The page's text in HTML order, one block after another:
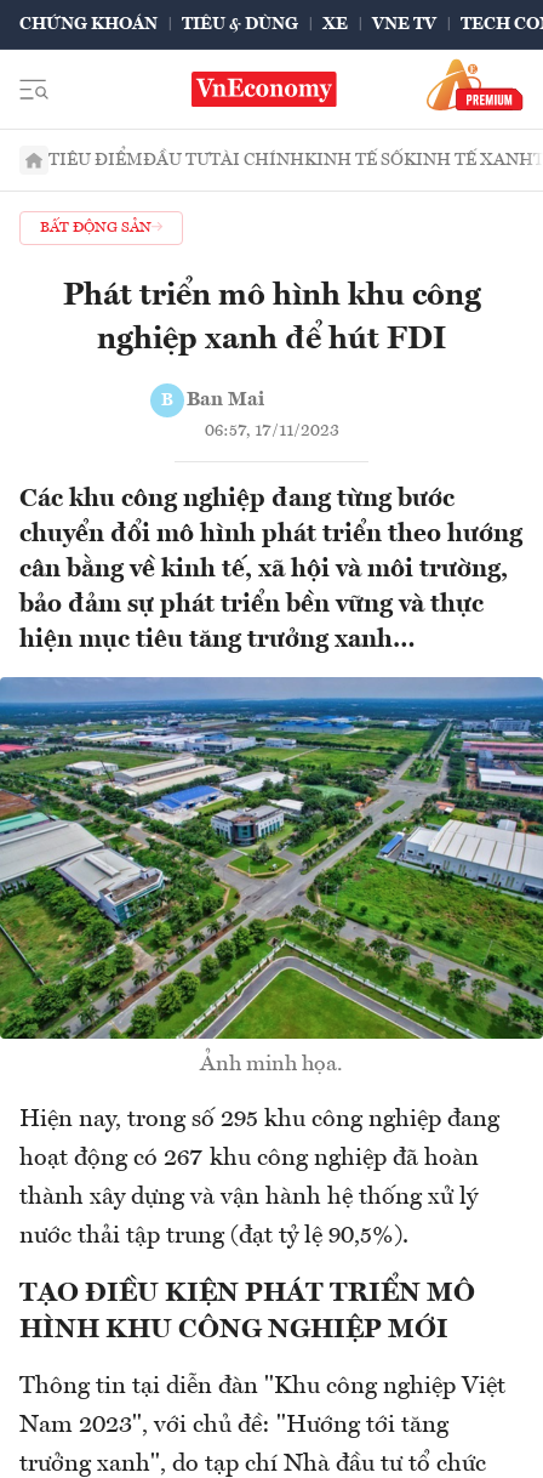
CHỨNG KHOÁN TIÊU & DÙNG XE VNE TV TECH
TIÊU ĐIỂMĐẦU TƯTÀI CHÍNHKINH TẾ SỐKINH TẾ XANH
BẤT ĐỘNG SẢN
Phát triển mô hình khu công
nghiệp xanh để hút FDI
B Ban Mai
06:57, 17/11/2023
Các khu công nghiệp đang từng bước
chuyển đổi mô hình phát triển theo hướng
cân bằng về kinh tế, xã hội và môi trường,
bảo đảm sự phát triển bền vững và thực
hiện mục tiêu tăng trưởng xanh…
Ảnh minh họa.
Hiện nay, trong số 295 khu công nghiệp đang
hoạt động có 267 khu công nghiệp đã hoàn
thành xây dựng và vận hành hệ thống xử lý
nước thải tập trung (đạt tỷ lệ 90,5%).
TẠO ĐIỀU KIỆN PHÁT TRIỂN MÔ
HÌNH KHU CÔNG NGHIỆP MỚI
Thông tin tại diễn đàn "Khu công nghiệp Việt
Nam 2023", với chủ đề: "Hướng tới tăng
trưởng xanh", do tạp chí Nhà đầu tư tổ chức